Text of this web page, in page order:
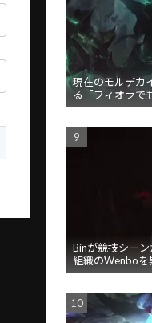
現在のモルデカ
る「フィオラで
Binが競技シー
組織のWenboを